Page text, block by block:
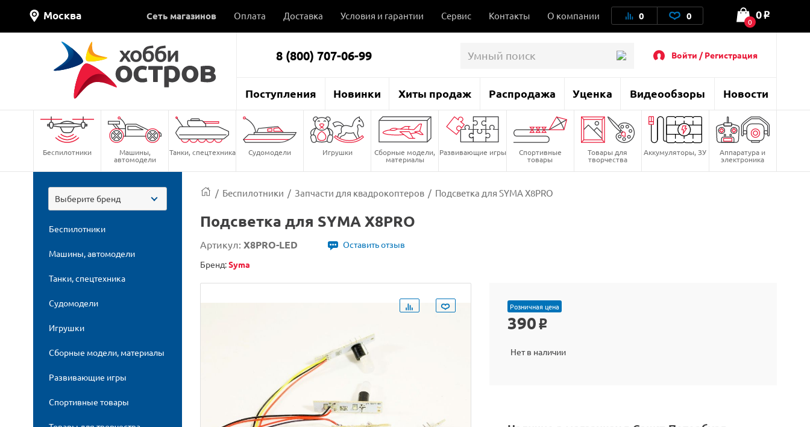
Москва Сеть магазинов Оплата Доставка Условия и гарантии Сервис Контакты О компании 0 0 0
0 o
8 (800) 707-06-99 Войти / Регистрация
Поступления Новинки Хиты продаж Распродажа Уценка Видеообзоры Новости
Беспилотники Машины,
автомодели
Танки, спецтехника Судомодели Игрушки Сборные модели,
материалы
Развивающие игры Спортивные
товары
Товары для
творчества
Аккумуляторы, ЗУ Аппаратура и
электроника
Выберите бренд
Беспилотники
Машины, автомодели
Танки, спецтехника
Судомодели
Игрушки
Сборные модели, материалы
Развивающие игры
Спортивные товары
/ Беспилотники / Запчасти для квадрокоптеров / Подсветка для SYMA X8PRO
Подсветка для SYMA X8PRO
Артикул: X8PRO-LED
Оставить отзыв
Бренд:Syma
Розничная цена
390 o
Нет в наличии